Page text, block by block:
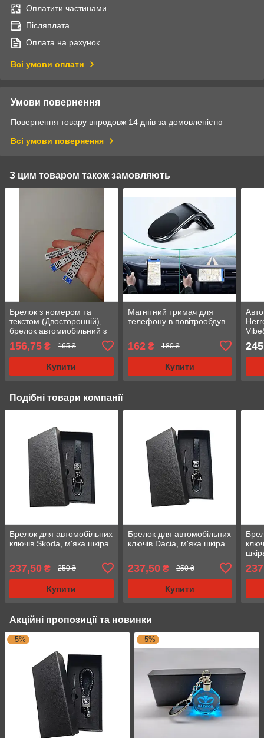
Оплатити частинами
Післяплата
Оплата на рахунок
Всі умови оплати
Умови повернення
Повернення товару впродовж 14 днів за домовленістю
Всі умови повернення
З цим товаром також замовляють
Брелок з номером та
текстом (Двосторонній),
брелок автомиобільний з
156,75 ₴ 165 ₴
Купити
Магнітний тримач для
телефону в повітрообдув
162₴ 180 ₴
Купити
245
Подібні товари компанії
Брелок для автомобільних
ключів Skoda, м'яка шкіра.
237,50 ₴ 250 ₴
Купити
Брелок для автомобільних
ключів Dacia, м'яка шкіра.
237,50₴ 250 ₴
Купити
Акційні пропозиції та новинки
–5% –5%